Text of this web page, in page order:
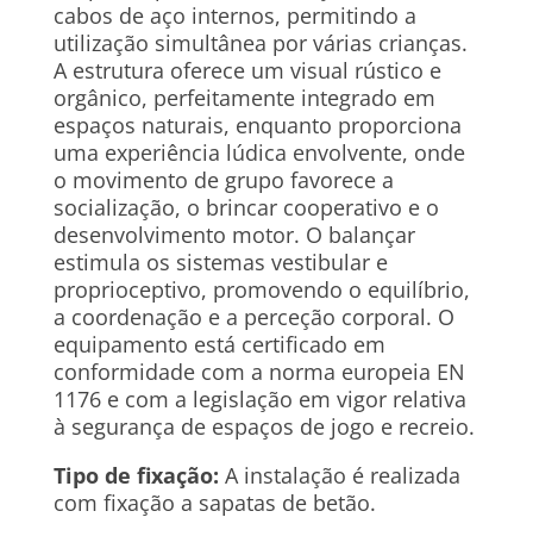
cabos de aço internos, permitindo a
utilização simultânea por várias crianças.
A estrutura oferece um visual rústico e
orgânico, perfeitamente integrado em
espaços naturais, enquanto proporciona
uma experiência lúdica envolvente, onde
o movimento de grupo favorece a
socialização, o brincar cooperativo e o
desenvolvimento motor. O balançar
estimula os sistemas vestibular e
proprioceptivo, promovendo o equilíbrio,
a coordenação e a perceção corporal. O
equipamento está certificado em
conformidade com a norma europeia EN
1176 e com a legislação em vigor relativa
à segurança de espaços de jogo e recreio.
Tipo de fixação: A instalação é realizada
com fixação a sapatas de betão.